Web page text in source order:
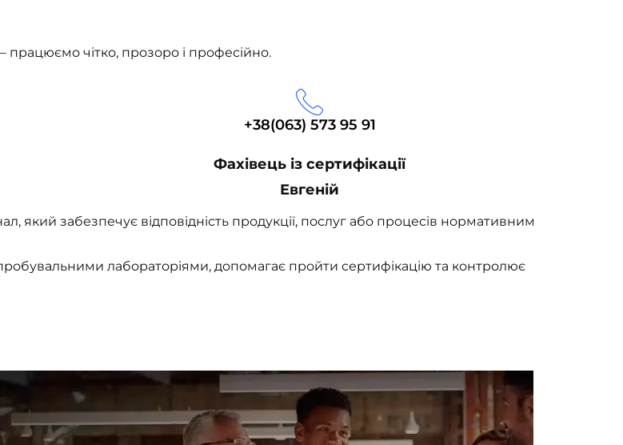
чітко, прозоро і професійно.
+38(063) 573 95 91
Фахівець із сертифікації
Евгеній
який забезпечує відповідність продукції, послуг або процесів нормативним
лабораторіями, допомагає пройти сертифікацію та контролює